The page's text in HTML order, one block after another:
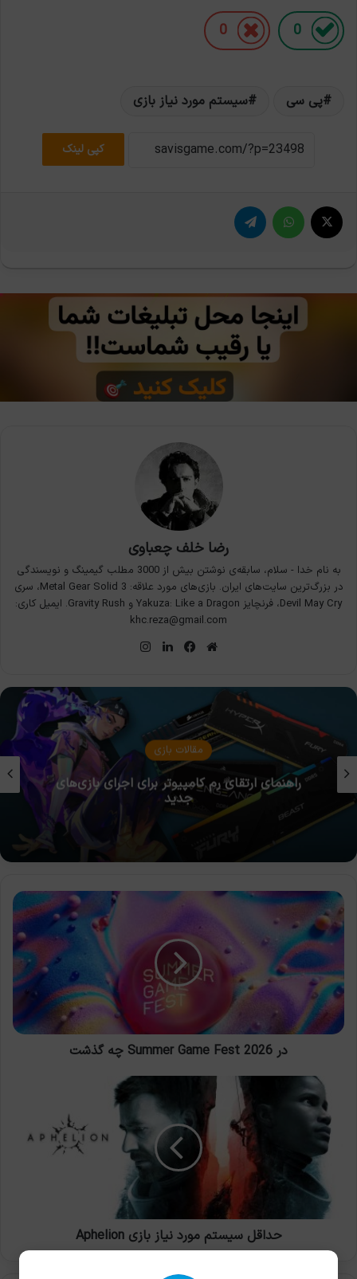
0
0
پی سی سیستم مورد نیاز بازی
کپی لینک
رضا خلف چعباوی
به نام خدا - سلام، سابقه‌ی نوشتن بیش از 3000 مطلب گیمینگ و نویسندگی
در بزرگ‌ترین سایت‌های ایران. بازی‌های مورد علاقه: Metal Gear Solid 3، سری
Devil May Cry، فرنچایز Yakuza: Like a Dragon و Gravity Rush. ایمیل کاری:
khc.reza@gmail.com
وبسایت
فیس
لینکدین
مقالات بازی
چرا برخی بازی‌ها به SSD نیاز دارند و HDD دیگر
کافی نیست؟
در
Summer
Game
2026
چه
گذشت
در Summer Game Fest 2026 چه گذشت
حداقل
سیستم
مورد
بازی
Aphelion
حداقل سیستم مورد نیاز بازی Aphelion